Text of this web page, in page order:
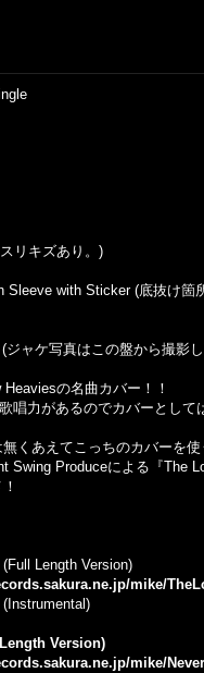
リキズあり。)
Sleeve with Sticker (底抜け箇
ジャケ写真はこの盤から撮影
の名曲カバー！！
唱力があるのでカバーとして
くあえてこっちのカバーを
Swing Produceによる『The
Length Version)
mike/
Version)
mike/